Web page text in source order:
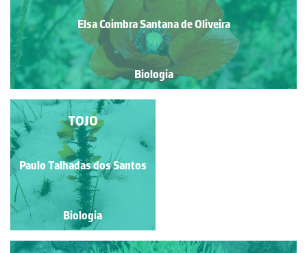
Elsa Coimbra Santana de Oliveira
Biologia
PLANTAS DE DUNAS E
AREAIS
Rubim Manuel Almeida da
Silva
Biologia
TOJO
Paulo Talhadas dos Santos
Biologia